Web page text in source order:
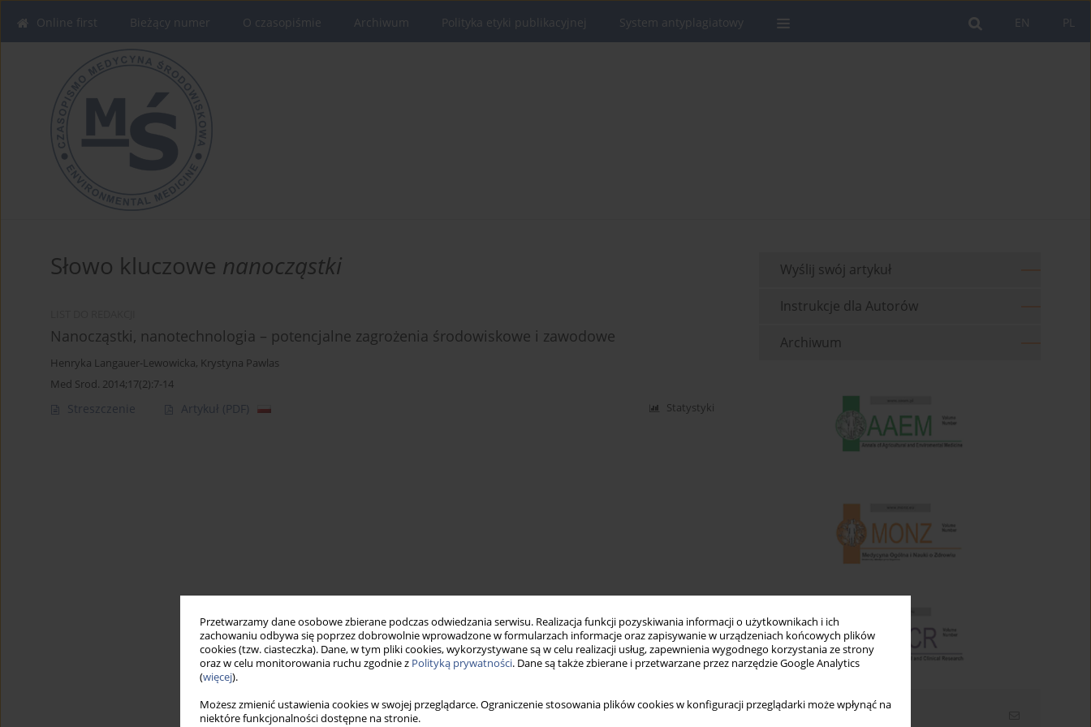
Przetwarzamy dane osobowe zbierane podczas odwiedzania serwisu. Realizacja funkcji pozyskiwania informacji o użytkownikach i ich
zachowaniu odbywa się poprzez dobrowolnie wprowadzone w formularzach informacje oraz zapisywanie w urządzeniach końcowych plików
cookies (tzw. ciasteczka). Dane, w tym pliki cookies, wykorzystywane są w celu realizacji usług, zapewnienia wygodnego korzystania ze strony
oraz w celu monitorowania ruchu zgodnie z Polityką prywatności. Dane są także zbierane i przetwarzane przez narzędzie Google Analytics
(więcej).
Możesz zmienić ustawienia cookies w swojej przeglądarce. Ograniczenie stosowania plików cookies w konfiguracji przeglądarki może wpłynąć na
niektóre funkcjonalności dostępne na stronie.
PL
EN
Online first Bieżący numer O czasopiśmie Archiwum Polityka etyki publikacyjnej System antyplagiatowy
Słowo kluczowe nanocząstki
Nanocząstki, nanotechnologia – potencjalne zagrożenia środowiskowe i zawodowe
Henryka Langauer-Lewowicka, Krystyna Pawlas
Med Srod. 2014;17(2):7-14
Streszczenie Artykuł (PDF) Statystyki
Wyślij swój artykuł
Instrukcje dla Autorów
Archiwum
Newsletter